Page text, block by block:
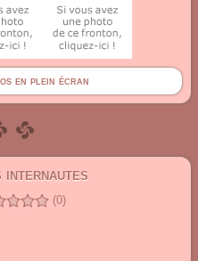
en plein écran
internautes
(0)